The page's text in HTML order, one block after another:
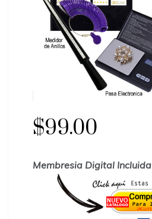
$99.00
Membresia Digital Incluida